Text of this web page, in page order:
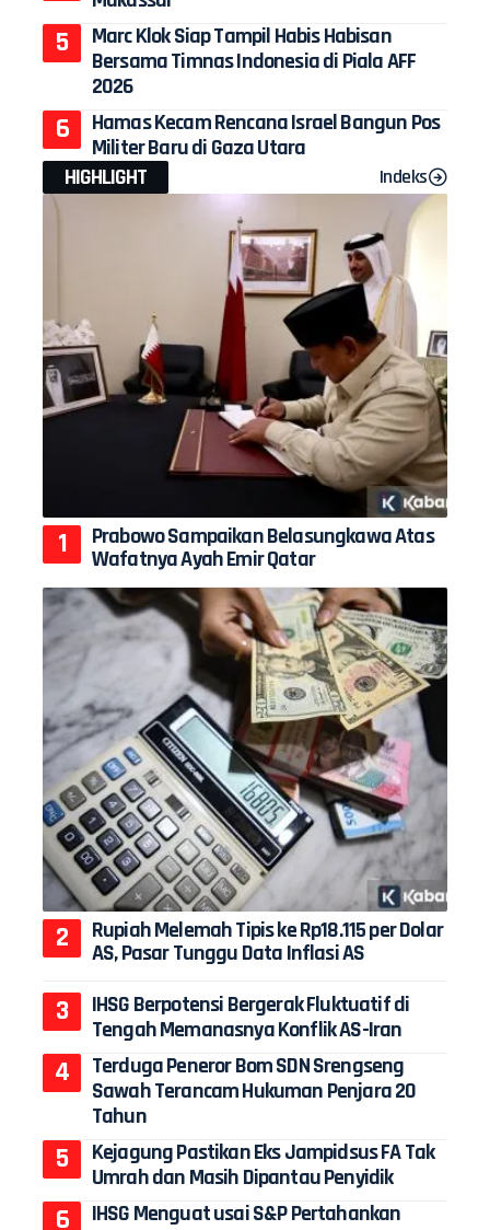
Marc Klok Siap Tampil Habis Habisan
Bersama Timnas Indonesia di Piala AFF
2026
Hamas Kecam Rencana Israel Bangun Pos
Militer Baru di Gaza Utara
HIGHLIGHT
Indeks
Prabowo Sampaikan Belasungkawa Atas
Wafatnya Ayah Emir Qatar
Rupiah Melemah Tipis ke Rp18.115 per Dolar
AS, Pasar Tunggu Data Inflasi AS
IHSG Berpotensi Bergerak Fluktuatif di
Tengah Memanasnya Konflik AS-Iran
Terduga Peneror Bom SDN Srengseng
Sawah Terancam Hukuman Penjara 20
Tahun
Kejagung Pastikan Eks Jampidsus FA Tak
Umrah dan Masih Dipantau Penyidik
IHSG Menguat usai S&P Pertahankan